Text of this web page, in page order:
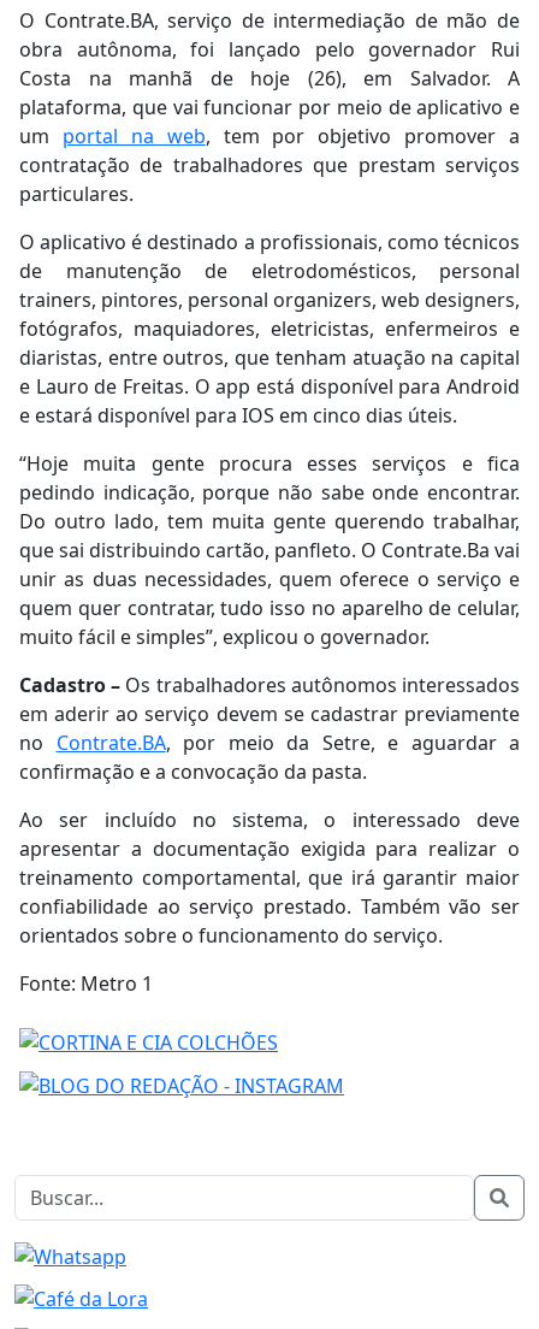
O Contrate.BA, serviço de intermediação de mão de
obra autônoma, foi lançado pelo governador Rui
Costa na manhã de hoje (26), em Salvador. A
plataforma, que vai funcionar por meio de aplicativo e
um portal na web, tem por objetivo promover a
contratação de trabalhadores que prestam serviços
particulares.
O aplicativo é destinado a profissionais, como técnicos
de manutenção de eletrodomésticos, personal
trainers, pintores, personal organizers, web designers,
fotógrafos, maquiadores, eletricistas, enfermeiros e
diaristas, entre outros, que tenham atuação na capital
e Lauro de Freitas. O app está disponível para Android
e estará disponível para IOS em cinco dias úteis.
“Hoje muita gente procura esses serviços e fica
pedindo indicação, porque não sabe onde encontrar.
Do outro lado, tem muita gente querendo trabalhar,
que sai distribuindo cartão, panfleto. O Contrate.Ba vai
unir as duas necessidades, quem oferece o serviço e
quem quer contratar, tudo isso no aparelho de celular,
muito fácil e simples”, explicou o governador.
Cadastro – Os trabalhadores autônomos interessados
em aderir ao serviço devem se cadastrar previamente
no Contrate.BA, por meio da Setre, e aguardar a
confirmação e a convocação da pasta.
Ao ser incluído no sistema, o interessado deve
apresentar a documentação exigida para realizar o
treinamento comportamental, que irá garantir maior
confiabilidade ao serviço prestado. Também vão ser
orientados sobre o funcionamento do serviço.
Fonte: Metro 1